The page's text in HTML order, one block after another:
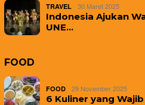
TRAVEL 30 Maret 2025
Indonesia Ajukan
UNE…
FOOD
FOOD 29 November 2025
6 Kuliner yang